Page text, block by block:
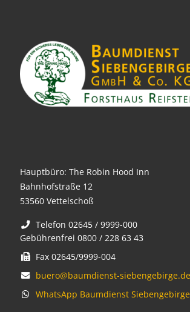
Hauptbüro: The Robin Hood Inn
Bahnhofstraße 12
53560 Vettelschoß
Telefon 02645 / 9999-000
Gebührenfrei 0800 / 228 63 43
Fax 02645/9999-004
buero@baumdienst-siebengebirge.de
WhatsApp Baumdienst Siebengebirge